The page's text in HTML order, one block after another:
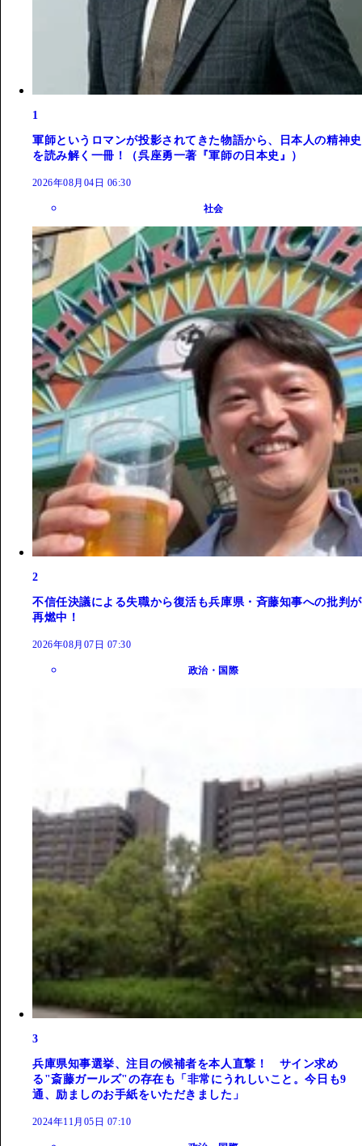
1
軍師というロマンが投影されてきた物語から、日本人の精神史
を読み解く一冊！（呉座勇一著『軍師の日本史』）
2026年08月04日 06:30
社会
2
不信任決議による失職から復活も兵庫県・斉藤知事への批判が
再燃中！
2026年08月07日 07:30
政治・国際
3
兵庫県知事選挙、注目の候補者を本人直撃！ サイン求め
る"斎藤ガールズ"の存在も「非常にうれしいこと。今日も9
通、励ましのお手紙をいただきました」
2024年11月05日 07:10